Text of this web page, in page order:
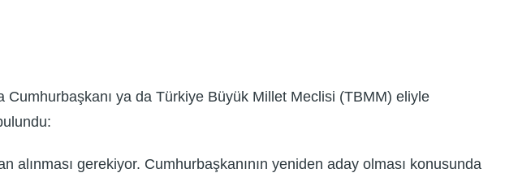
Cumhurbaşkanı ya da Türkiye Büyük Millet Meclisi (TBMM) eliyle
alınması gerekiyor. Cumhurbaşkanının yeniden aday olması konusunda